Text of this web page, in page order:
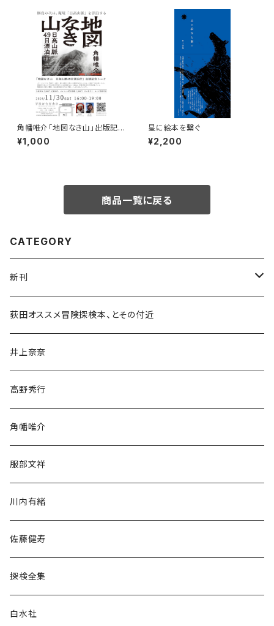
角幡唯介「地図なき山」出版記念
トークイベント録画視聴権
¥1,000
星に絵本を繋ぐ
¥2,200
商品一覧に戻る
CATEGORY
新刊
和書
文学・小説・物語
随筆・ノンフィクション・その他
民族・風習
言語・ことば
荻田オススメ冒険探検本、とその付近
井上奈奈
高野秀行
角幡唯介
服部文祥
川内有緒
佐藤健寿
探検全集
白水社